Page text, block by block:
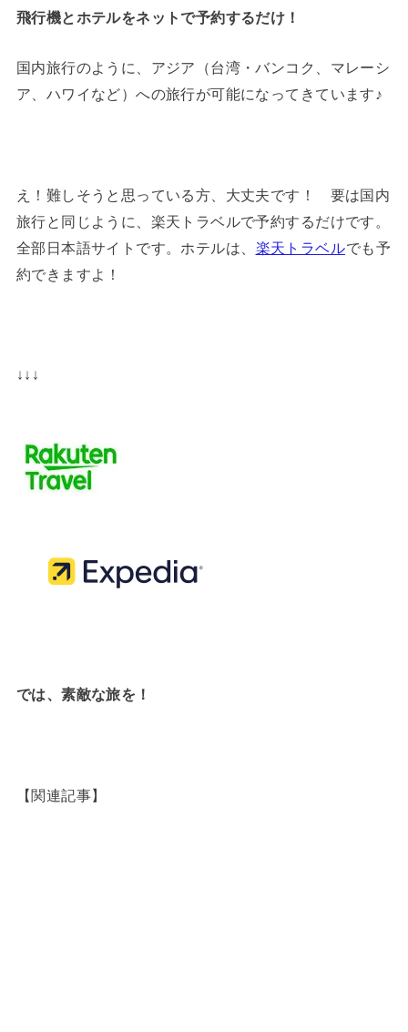
飛行機とホテルをネットで予約するだけ！
国内旅行のように、アジア（台湾・バンコク、マレーシ
ア、ハワイなど）への旅行が可能になってきています♪
え！難しそうと思っている方、大丈夫です！ 要は国内
旅行と同じように、楽天トラベルで予約するだけです。
全部日本語サイトです。ホテルは、 楽天トラベルでも予
約できますよ！
↓↓↓
では、素敵な旅を！
【関連記事】